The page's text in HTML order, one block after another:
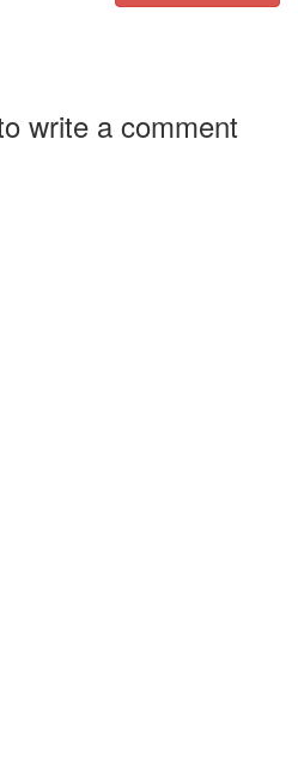
write a comment